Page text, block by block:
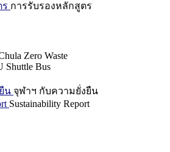
การรับรองหลักสูตร
Zero Waste
Shuttle Bus
น จุฬาฯ กับความยั่งยืน
Sustainability Report